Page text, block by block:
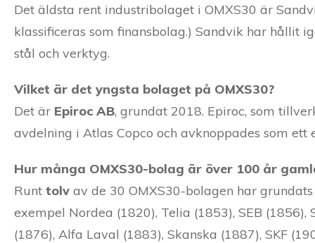
Det äldsta rent industribolaget i OMXS30 är
klassificeras som finansbolag.) Sandvik har hållit
stål och verktyg.
Vilket är det yngsta bolaget på OMXS30?
Det är Epiroc AB, grundat 2018. Epiroc, som
avdelning i Atlas Copco och avknoppades som
Hur många OMXS30-bolag är över 100 år
Runt tolv av de 30 OMXS30-bolagen har
exempel Nordea (1820), Telia (1853), SEB
(1876), Alfa Laval (1883), Skanska (1887), SKF